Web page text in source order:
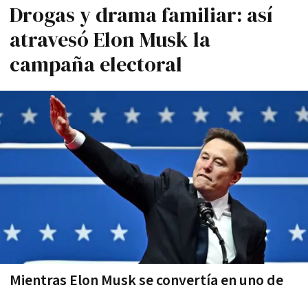
Drogas y drama familiar: así
atravesó Elon Musk la
campaña electoral
Mientras Elon Musk se convertía en uno de